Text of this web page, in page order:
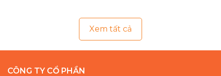
Xem tất cả
CÔNG TY CỔ PHẦN